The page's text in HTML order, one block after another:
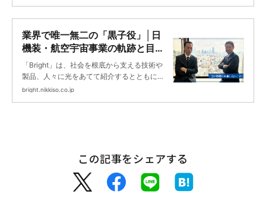
業界で唯一無二の「黒子役」│日
機装・航空宇宙事業の軌跡と目指
す先 ｜Bright
「Bright」は、社会を根底から支える技術や
製品、人々に光をあてて紹介するとともに、
未来に向けて挑戦する日機装の取り組みを紹
bright.nikkiso.co.jp
この記事をシェアする